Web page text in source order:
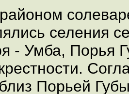
селения
- Умба, Порья
Порьей